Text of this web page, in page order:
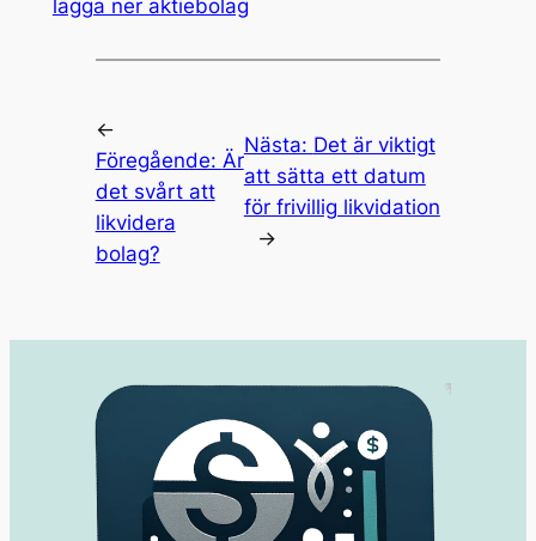
lägga ner aktiebolag
←
Föregående: Är
det svårt att
likvidera
bolag?
Nästa: Det är viktigt
att sätta ett datum
för frivillig likvidation
→